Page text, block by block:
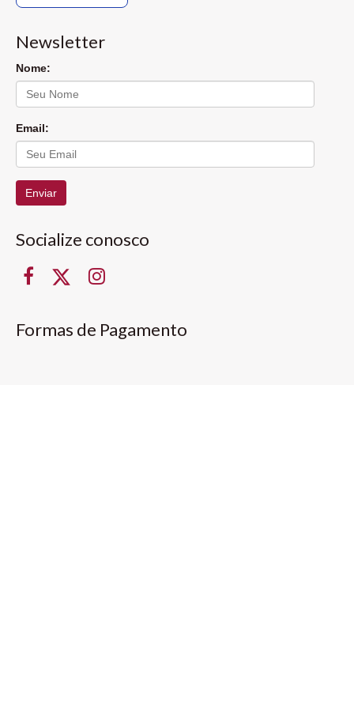
Newsletter
Nome:
Email:
Enviar
Socialize conosco
Formas de Pagamento